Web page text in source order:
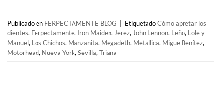
Publicado en FERPECTAMENTE BLOG EtiquetadoCómo apretar los
dientes, Ferpectamente, Iron Maiden,Jerez,John Lennon, Leño, Lole y
Manuel, Los Chichos, Manzanita, Megadeth, Metallica, Migue Benítez,
Motorhead, Nueva York,Sevilla,Triana